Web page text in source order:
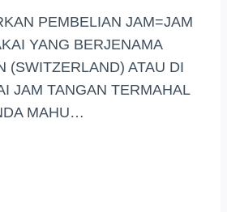
PEMBELIAN JAM=JAM
YANG BERJENAMA
(SWITZERLAND) ATAU DI
JAM TANGAN TERMAHAL
MAHU…